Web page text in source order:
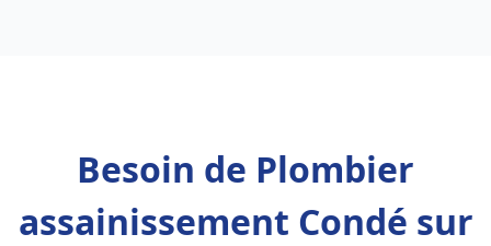
Besoin de Plombier
assainissement Condé sur